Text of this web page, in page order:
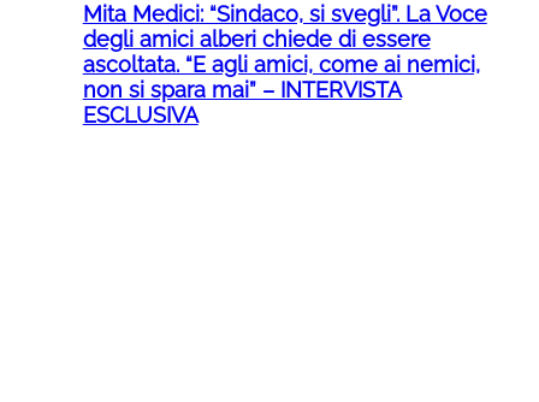
Mita Medici: “Sindaco, si svegli”. La Voce
degli amici alberi chiede di essere
ascoltata. “E agli amici, come ai nemici,
non si spara mai” – INTERVISTA
ESCLUSIVA